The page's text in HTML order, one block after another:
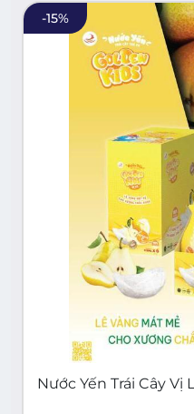
-15%
Nước Yến Trái Cây Vị